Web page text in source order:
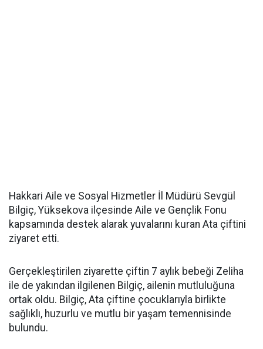
Hakkari Aile ve Sosyal Hizmetler İl Müdürü Sevgül
Bilgiç, Yüksekova ilçesinde Aile ve Gençlik Fonu
kapsamında destek alarak yuvalarını kuran Ata çiftini
ziyaret etti.
Gerçekleştirilen ziyarette çiftin 7 aylık bebeği Zeliha
ile de yakından ilgilenen Bilgiç, ailenin mutluluğuna
ortak oldu. Bilgiç, Ata çiftine çocuklarıyla birlikte
sağlıklı, huzurlu ve mutlu bir yaşam temennisinde
bulundu.